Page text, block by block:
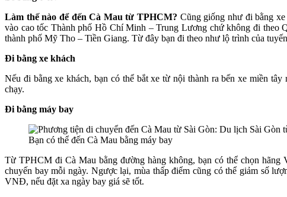
Làm thế nào để đến Cà Mau từ TPHCM? Cũng giống như đi bằng
vào cao tốc Thành phố Hồ Chí Minh – Trung Lương chứ không đi theo
thành phố Mỹ Tho – Tiền Giang. Từ đây bạn đi theo như lộ trình của
Đi bằng xe khách
Nếu đi bằng xe khách, bạn có thể bắt xe từ nội thành ra bến xe miền
chạy.
Đi bằng máy bay
Bạn có thể đến Cà Mau bằng máy bay
Từ TPHCM đi Cà Mau bằng đường hàng không, bạn có thể chọn hãng
chuyến bay mỗi ngày. Ngược lại, mùa thấp điểm cũng có thể giảm số
VNĐ, nếu đặt xa ngày bay giá sẽ tốt.